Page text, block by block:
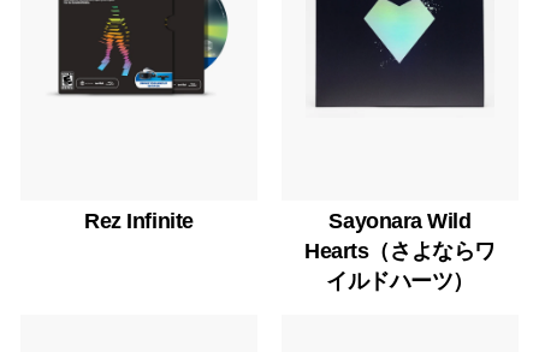
Rez Infinite
Sayonara Wild
Hearts（さよならワ
イルドハーツ）